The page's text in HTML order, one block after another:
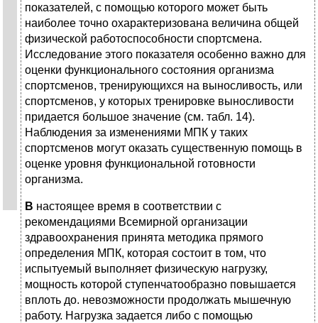
показателей, с помощью которого может быть
наиболее точно охарактеризована величина общей
физической работоспособности спортсмена.
Исследование этого показателя особенно важно для
оценки функционального состояния организма
спортсменов, тренирующихся на выносливость, или
спортсменов, у которых тренировке выносливости
придается большое значение (см. табл. 14).
Наблюдения за изменениями МПК у таких
спортсменов могут оказать существенную помощь в
оценке уровня функциональной готовности
организма.
В настоящее время в соответствии с
рекомендациями Всемирной организации
здравоохранения принята методика прямого
определения МПК, которая состоит в том, что
испытуемый выполняет физическую нагрузку,
мощность которой ступенчатообразно повышается
вплоть до. невозможности продолжать мышечную
работу. Нагрузка задается либо с помощью